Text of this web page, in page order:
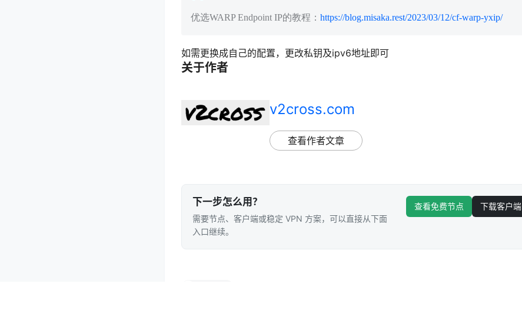
优选WARP Endpoint IP的教程： https://blog.misaka.rest/2023/03/12/cf-warp-yxip/
如需更换成自己的配置，更改私钥及ipv6地址即可
关于作者
v2cross.com
查看作者文章
下一步怎么用？
需要节点、客户端或稳定 VPN 方案，可以直接从下面
入口继续。
查看免费节点 下载客户端